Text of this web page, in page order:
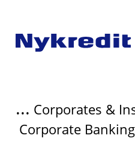
... Corporates &
Corporate Banking